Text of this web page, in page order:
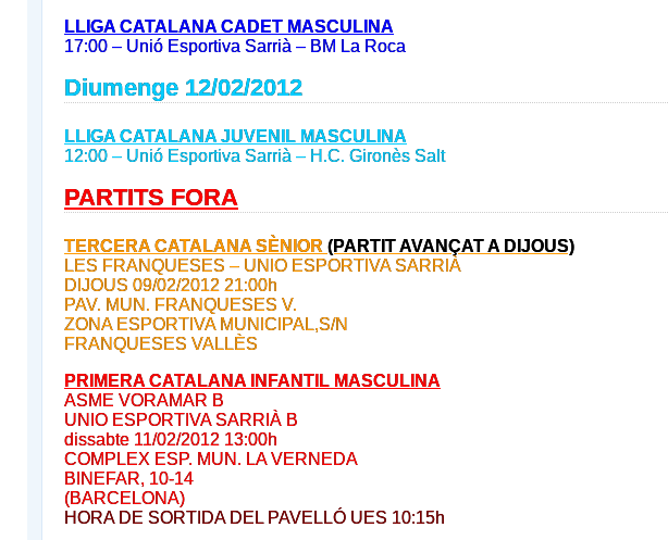
LLIGA CATALANA CADET MASCULINA
17:00 – Unió Esportiva Sarrià – BM La Roca
Diumenge 12/02/2012
LLIGA CATALANA JUVENIL MASCULINA
12:00 – Unió Esportiva Sarrià – H.C. Gironès Salt
PARTITS FORA
TERCERA CATALANA SÈNIOR (PARTIT AVANÇAT A DIJOUS)
LES FRANQUESES – UNIO ESPORTIVA SARRIÀ
DIJOUS 09/02/2012 21:00h
PAV. MUN. FRANQUESES V.
ZONA ESPORTIVA MUNICIPAL,S/N
FRANQUESES VALLÈS
PRIMERA CATALANA INFANTIL MASCULINA
ASME VORAMAR B
UNIO ESPORTIVA SARRIÀ B
dissabte 11/02/2012 13:00h
COMPLEX ESP. MUN. LA VERNEDA
BINEFAR, 10-14
(BARCELONA)
HORA DE SORTIDA DEL PAVELLÓ UES 10:15h